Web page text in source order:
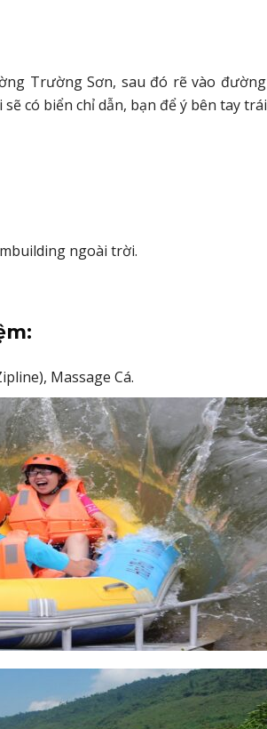
Trường Sơn, sau đó rẽ vào
có biển chỉ dẫn, bạn để ý bên tay
ngoài trời.
Massage Cá.